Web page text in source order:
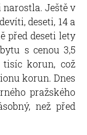
Ještě v
deseti, 14 a
před deseti lety
s cenou 3,5
korun, což
korun. Dnes
pražského
než před